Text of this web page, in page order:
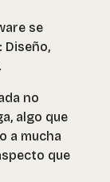
se
Diseño,
no
algo que
a mucha
que